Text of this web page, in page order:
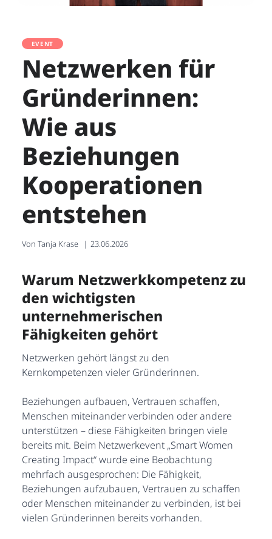
EVENT
Netzwerken für
Gründerinnen:
Wie aus
Beziehungen
Kooperationen
entstehen
Von Tanja Krase 23.06.2026
Warum Netzwerkkompetenz zu
den wichtigsten
unternehmerischen
Fähigkeiten gehört
Netzwerken gehört längst zu den
Kernkompetenzen vieler Gründerinnen.
Beziehungen aufbauen, Vertrauen schaffen,
Menschen miteinander verbinden oder andere
unterstützen – diese Fähigkeiten bringen viele
bereits mit. Beim Netzwerkevent „Smart Women
Creating Impact“ wurde eine Beobachtung
mehrfach ausgesprochen: Die Fähigkeit,
Beziehungen aufzubauen, Vertrauen zu schaffen
oder Menschen miteinander zu verbinden, ist bei
vielen Gründerinnen bereits vorhanden.